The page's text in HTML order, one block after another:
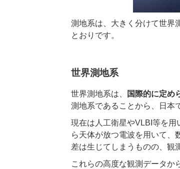
測地系は、大きく分けて世界
とおりです。
世界測地系
世界測地系は、 国際的に定め
測地系であることから、日本
現在は人工衛星やVLBI等を
ら天体が放つ電波を用いて、
差は生じてしまうものの、観
これらの高度な観測データか